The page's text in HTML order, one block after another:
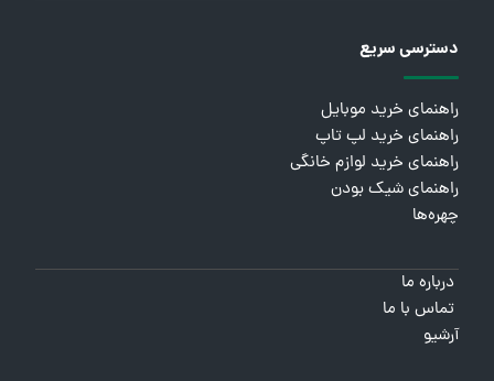
دسترسی سریع
راهنمای خرید موبایل
راهنمای خرید لپ تاپ
راهنمای خرید لوازم خانگی
راهنمای شیک بودن
چهره‌ها
درباره ما
تماس با ما
آرشیو